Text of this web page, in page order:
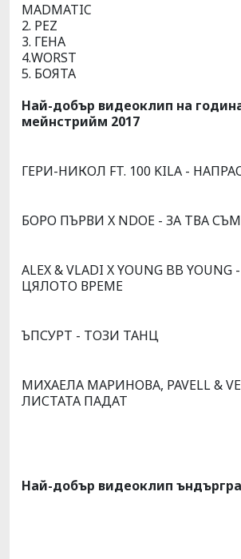
MADMATIC
2. PEZ
3. ГЕНА
4.WORST
5. БОЯТА
Най-добър видеоклип на
мейнстрийм 2017
ГЕРИ-НИКОЛ FT. 100 KILA -
БОРО ПЪРВИ X NDOE - ЗА ТВА
ALEX & VLADI X YOUNG BB
ЦЯЛОТО ВРЕМЕ
ЪПСУРТ - ТОЗИ ТАНЦ
МИХАЕЛА МАРИНОВА, PAVELL &
ЛИСТАТА ПАДАТ
Най-добър видеоклип